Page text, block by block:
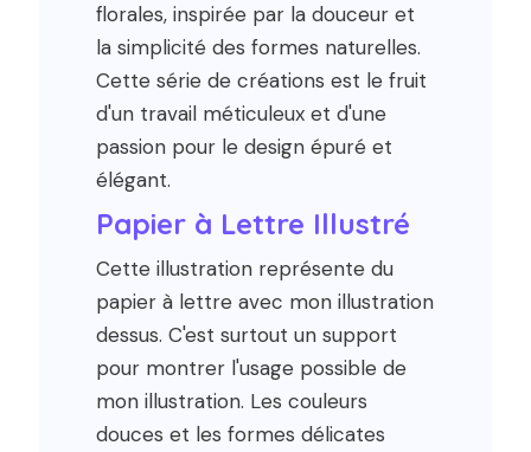
florales, inspirée par la douceur et
la simplicité des formes naturelles.
Cette série de créations est le fruit
d'un travail méticuleux et d'une
passion pour le design épuré et
élégant.
Papier à Lettre Illustré
Cette illustration représente du
papier à lettre avec mon illustration
dessus. C'est surtout un support
pour montrer l'usage possible de
mon illustration. Les couleurs
douces et les formes délicates